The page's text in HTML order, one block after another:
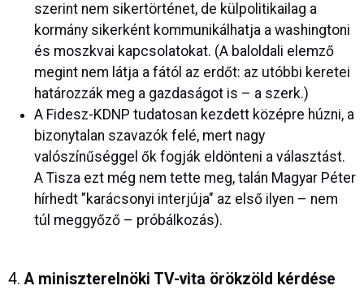
szerint nem sikertörténet, de külpolitikailag a
kormány sikerként kommunikálhatja a washingtoni
és moszkvai kapcsolatokat. (A baloldali elemző
megint nem látja a fától az erdőt: az utóbbi keretei
határozzák meg a gazdaságot is – a szerk.)
A Fidesz-KDNP tudatosan kezdett középre húzni, a
bizonytalan szavazók felé, mert nagy
valószínűséggel ők fogják eldönteni a választást.
A Tisza ezt még nem tette meg, talán Magyar Péter
hírhedt "karácsonyi interjúja" az első ilyen – nem
túl meggyőző – próbálkozás).
4. A miniszterelnöki TV-vita örökzöld kérdése